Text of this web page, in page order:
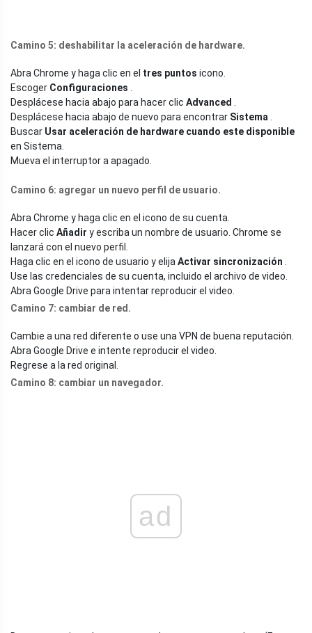
Camino 5: deshabilitar la aceleración de hardware.
Abra Chrome y haga clic en el tres puntos icono.
Escoger Configuraciones
Desplácese hacia abajo para hacer clic Advanced
Desplácese hacia abajo de nuevo para encontrar Sistema
Buscar Usar aceleración de hardware cuando este disponible
en Sistema.
Mueva el interruptor a apagado.
Camino 6: agregar un nuevo perfil de usuario.
Abra Chrome y haga clic en el icono de su cuenta.
Hacer clic Añadir y escriba un nombre de usuario. Chrome se
lanzará con el nuevo perfil.
Haga clic en el icono de usuario y elija Activar sincronización
Use las credenciales de su cuenta, incluido el archivo de video.
Abra Google Drive para intentar reproducir el video.
Camino 7: cambiar de red.
Cambie a una red diferente o use una VPN de buena reputación.
Abra Google Drive e intente reproducir el video.
Regrese a la red original.
Camino 8: cambiar un navegador.
ad